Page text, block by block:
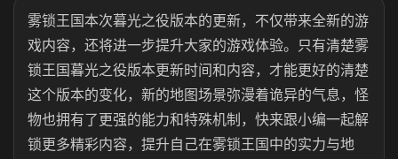
雾锁王国本次暮光之役版本的更新，不仅带来全新的游
戏内容，还将进一步提升大家的游戏体验。只有清楚雾
锁王国暮光之役版本更新时间和内容，才能更好的清楚
这个版本的变化，新的地图场景弥漫着诡异的气息，怪
物也拥有了更强的能力和特殊机制，快来跟小编一起解
锁更多精彩内容，提升自己在雾锁王国中的实力与地